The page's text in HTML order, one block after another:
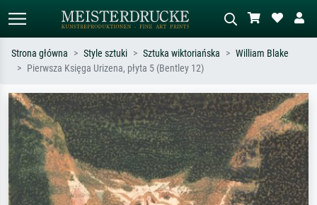
Szukaj wg artysty, tytułu lub stylu – np.
Monet, Gwiaździsta noc,
impresjonizm, fala Hokusaia, akt.
Opisz scenę – np. zielona łąka,
abstrakcja z czerwienią, ciemny olej,
stojący akt obok drzewa.
Strona główna Style sztuki Sztuka wiktoriańska
William Blake
Pierwsza Księga Urizena, płyta 5 (Bentley 12)